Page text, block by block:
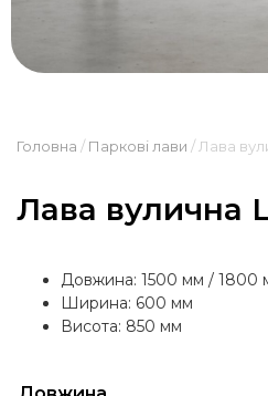
Головна / Паркові лави / Лава
Лава вулична
Довжина: 1500 мм / 1800
Ширина: 600 мм
Висота: 850 мм